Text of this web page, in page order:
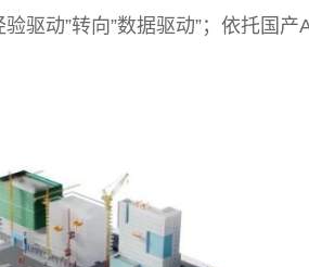
驱动”转向”数据驱动”；依托国